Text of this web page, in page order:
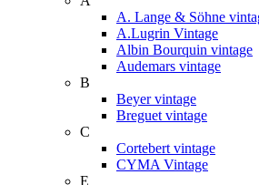
A. Lange & Söhne
A.Lugrin Vintage
Albin Bourquin vintage
Audemars vintage
B
Beyer vintage
Breguet vintage
C
Cortebert vintage
CYMA Vintage
E